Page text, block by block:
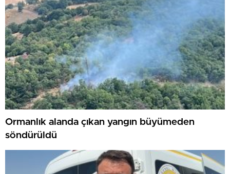
Ormanlık alanda çıkan yangın büyümeden
söndürüldü